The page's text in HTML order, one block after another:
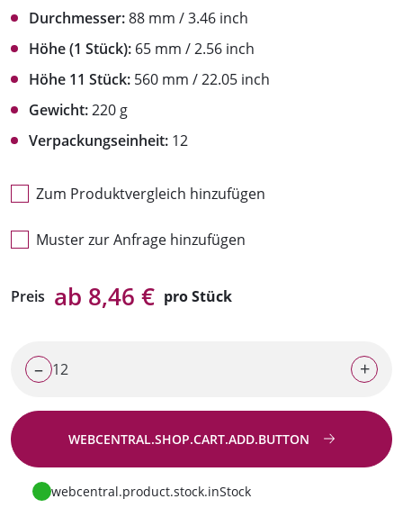
Durchmesser:88 mm / 3.46 inch
Höhe (1 Stück): 65 mm / 2.56 inch
Höhe 11 Stück: 560 mm / 22.05 inch
Gewicht:220 g
Verpackungseinheit: 12
Zum Produktvergleich hinzufügen
Muster zur Anfrage hinzufügen
Preis ab 8,46 € pro Stück
– +
WEBCENTRAL.SHOP.CART.ADD.BUTTON
Zur Anfrage
webcentral.product.stock.inStock